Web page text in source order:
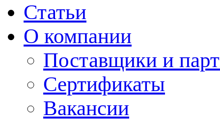
Статьи
О компании
Поставщики и
Cертификаты
Вакансии